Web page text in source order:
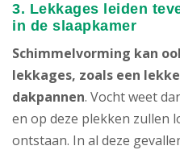
3. Lekkages leiden
in de slaapkamer
Schimmelvorming kan
lekkages, zoals een
dakpannen. Vocht weet
en op deze plekken zullen
ontstaan. In al deze